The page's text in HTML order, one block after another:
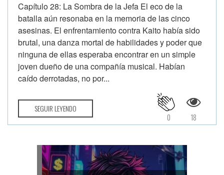
Capítulo 28: La Sombra de la Jefa El eco de la
batalla aún resonaba en la memoria de las cinco
asesinas. El enfrentamiento contra Kaito había sido
brutal, una danza mortal de habilidades y poder que
ninguna de ellas esperaba encontrar en un simple
joven dueño de una compañía musical. Habían
caído derrotadas, no por...
SEGUIR LEYENDO
18
0